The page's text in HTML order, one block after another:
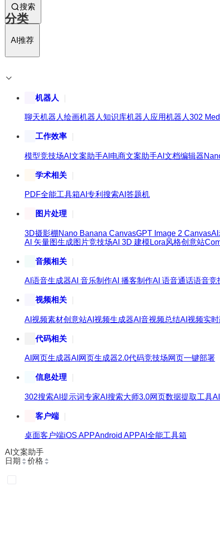
搜索
AI推荐
分类
机器人
聊天机器人 绘画机器人 知识库机器人 应用机器人 302
工作效率
模型竞技场AI文案助手AI电商文案助手AI文档编辑器
学术相关
PDF全能工具箱AI专利搜索AI答题机
图片处理
3D摄影棚 Nano Banana CanvasGPT Image 2 CanvasAI
AI 矢量图生成图片竞技场AI 3D 建模 Lora风格创意站
音频相关
AI语音生成器AI 音乐制作AI 播客制作AI 语音通话语音竞
视频相关
AI视频素材创意站AI视频生成器AI音视频总结AI视频实
代码相关
AI网页生成器AI网页生成器2.0代码竞技场网页一键部署
信息处理
302搜索AI提示词专家AI搜索大师3.0网页数据提取工具
客户端
桌面客户端iOS APPAndroid APPAI全能工具箱
AI文案助手
日期
价格